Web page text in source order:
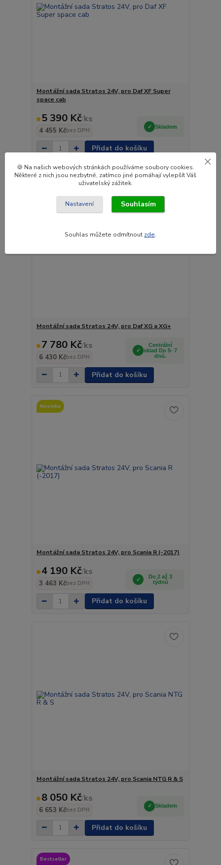
Montážní sada Stratos 24V, pro Daf XF Super
space cab
5 390 Kč/ks
4 455 Kčbez DPH
Skladem
Přidat do košíku
Novinka
Montážní sada Stratos 24V, pro Daf XG a XG+
7 780 Kč/ks
6 430 Kčbez DPH
Centrální
sklad Do 5- 7
dnů.
Přidat do košíku
Novinka
Montážní sada Stratos 24V, pro Scania R (-2017)
4 190 Kč/ks
3 463 Kčbez DPH
Do 2 až 3
týdnů
Přidat do košíku
Montážní sada Stratos 24V, pro Scania NTG R & S
8 050 Kč/ks
6 653 Kčbez DPH
Skladem
Přidat do košíku
Bestseller
🍪 Na našich webových stránkách používáme soubory cookies.
Některé z nich jsou nezbytné, zatímco jiné pomáhají vylepšít Váš
uživatelský zážitek.
Nastavení Souhlasím
Souhlas můžete odmítnout zde.